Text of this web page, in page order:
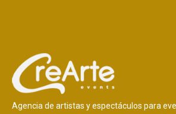
Agencia de artistas y espectáculos para